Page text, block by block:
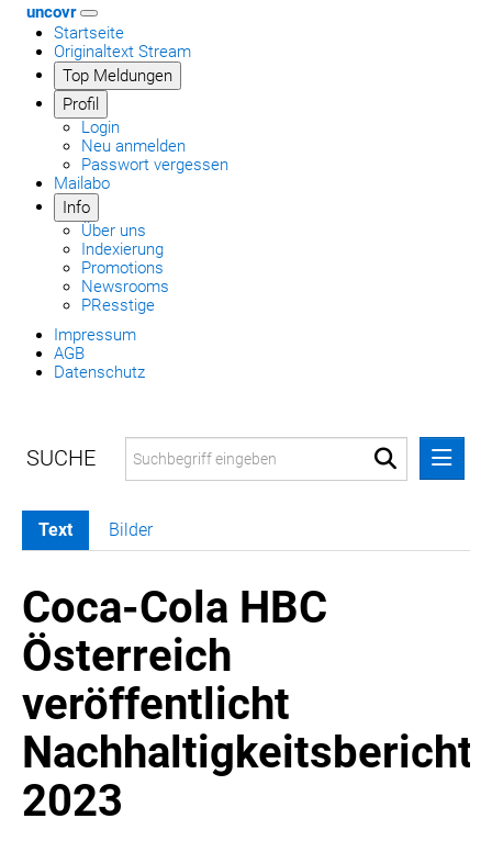
uncovr
Startseite
Originaltext Stream
Top Meldungen
Profil
Login
Neu anmelden
Passwort vergessen
Mailabo
Info
Über uns
Indexierung
Promotions
Newsrooms
PResstige
Impressum
AGB
Datenschutz
MELDUNGEN
COCA-COLA
COCA-COLA HBC ÖSTERREICH
Nemiroff
Padre Azul
The Famous Grouse
Ron Barceló
Costa Coffee
Text Bilder
Coca-Cola HBC
Österreich
veröffentlicht
Nachhaltigkeitsbericht
2023